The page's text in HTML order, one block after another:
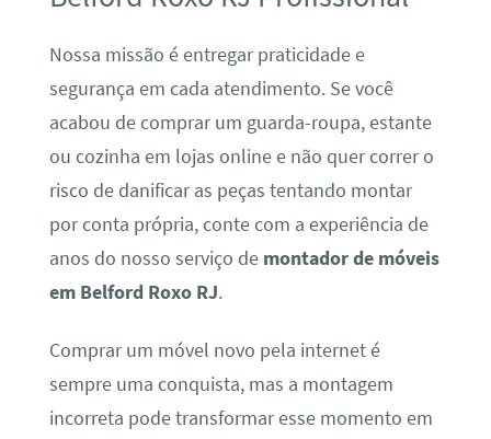
Nossa missão é entregar praticidade e
segurança em cada atendimento. Se você
acabou de comprar um guarda-roupa, estante
ou cozinha em lojas online e não quer correr o
risco de danificar as peças tentando montar
por conta própria, conte com a experiência de
anos do nosso serviço de montador de móveis
em Belford Roxo RJ.
Comprar um móvel novo pela internet é
sempre uma conquista, mas a montagem
incorreta pode transformar esse momento em